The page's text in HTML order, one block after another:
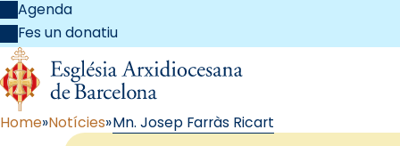
Agenda
Fes un donatiu
Home Notícies Mn. Josep Farràs Ricart